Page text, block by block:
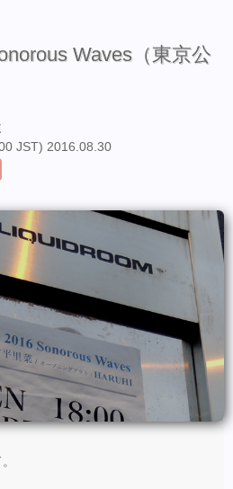
Waves（東京公
JST) 2016.08.30